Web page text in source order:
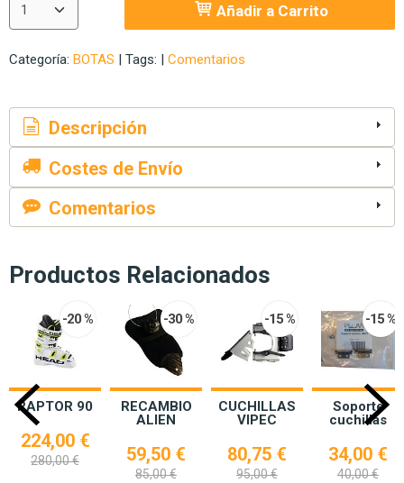
Añadir a Carrito
Categoría: BOTAS | Tags: | Comentarios
Descripción
Costes de Envío
Comentarios
Productos Relacionados
-20 %
RAPTOR 90
224,00 €
280,00 €
-30 %
RECAMBIO
ALIEN
59,50 €
85,00 €
-15 %
CUCHILLAS
VIPEC
80,75 €
95,00 €
-15 %
Soporte
cuchillas
34,00 €
40,00 €